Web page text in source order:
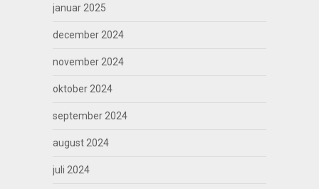
januar 2025
december 2024
november 2024
oktober 2024
september 2024
august 2024
juli 2024